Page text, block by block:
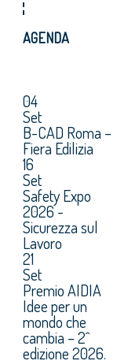
AGENDA
04
Set
B-CAD Roma –
Fiera Edilizia
16
Set
Safety Expo
2026 -
Sicurezza sul
Lavoro
21
Set
Premio AIDIA
Idee per un
mondo che
cambia – 2^
edizione 2026.